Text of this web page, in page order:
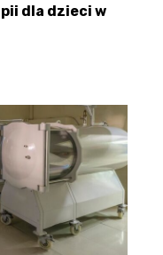
dla dzieci w